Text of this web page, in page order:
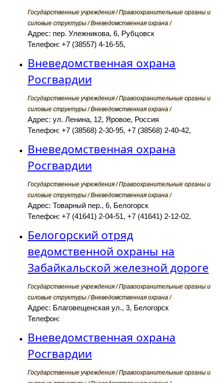
Государственные учреждения / Правоохранительные органы и
силовые структуры / Вневедомственная охрана /
Адрес: пер. Улежникова, 6, Рубцовск
Телефон: +7 (38557) 4-16-55,
Вневедомственная охрана
Росгвардии
Государственные учреждения / Правоохранительные органы и
силовые структуры / Вневедомственная охрана /
Адрес: ул. Ленина, 12, Яровое, Россия
Телефон: +7 (38568) 2-30-95, +7 (38568) 2-40-42,
Вневедомственная охрана
Росгвардии
Государственные учреждения / Правоохранительные органы и
силовые структуры / Вневедомственная охрана /
Адрес: Товарный пер., 6, Белогорск
Телефон: +7 (41641) 2-04-51, +7 (41641) 2-12-02,
Белогорский отряд
ведомственной охраны на
Забайкальской железной дороге
Государственные учреждения / Правоохранительные органы и
силовые структуры / Вневедомственная охрана /
Адрес: Благовещенская ул., 3, Белогорск
Телефон:
Вневедомственная охрана
Росгвардии
Государственные учреждения / Правоохранительные органы и